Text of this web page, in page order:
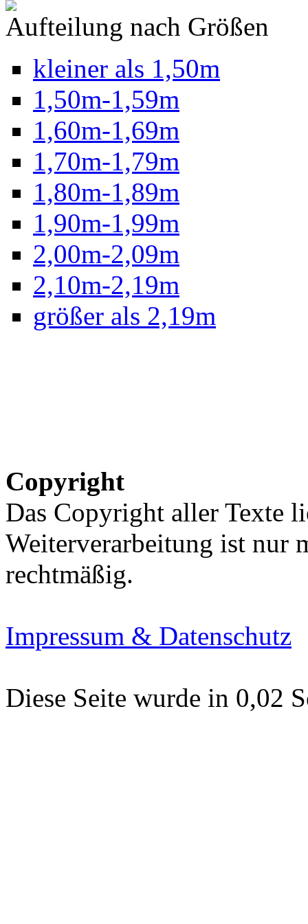
Aufteilung nach Größen
kleiner als 1,50m
1,50m-1,59m
1,60m-1,69m
1,70m-1,79m
1,80m-1,89m
1,90m-1,99m
2,00m-2,09m
2,10m-2,19m
größer als 2,19m
Copyright
Das Copyright aller Texte
Weiterverarbeitung ist nur
rechtmäßig.
Impressum & Datenschutz
Diese Seite wurde in 0,02